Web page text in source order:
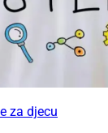
za djecu